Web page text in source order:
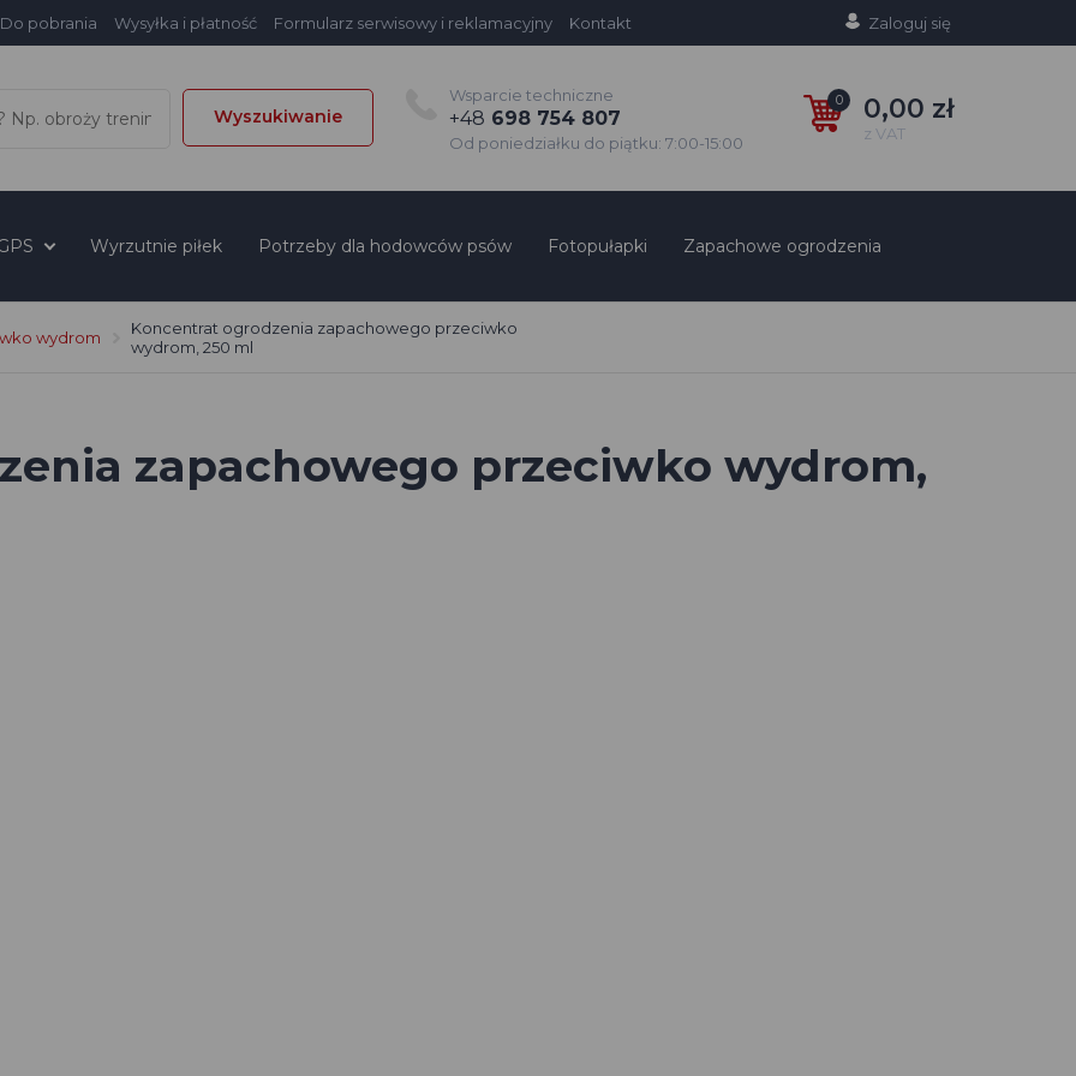
Do pobrania Wysyłka i płatność Formularz serwisowy i reklamacyjny Kontakt Zaloguj się
Wyszukiwanie
Wsparcie techniczne
+48 698 754 807
Od poniedziałku do piątku: 7:00-15:00
0 0,00 zł
z VAT
Wyrzutnie piłek Potrzeby dla hodowców psów Fotopułapki Zapachowe ogrodzenia
wydrom
Koncentrat ogrodzenia zapachowego przeciwko
wydrom, 250 ml
zapachowego przeciwko wydrom,